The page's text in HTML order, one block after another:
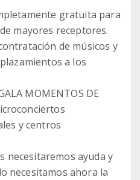
gratuita para
mayores receptores.
de músicos y
a los
MOMENTOS DE
y centros
necesitaremos ayuda y
necesitamos ahora la